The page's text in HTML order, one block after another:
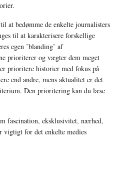
at bedømme de enkelte journalisters
til at karakterisere forskellige
egen ’blanding’ af
prioriterer og vægter dem meget
prioritere historier med fokus på
end andre, mens aktualitet er det
Den prioritering kan du læse
fascination, eksklusivitet, nærhed,
vigtigt for det enkelte medies